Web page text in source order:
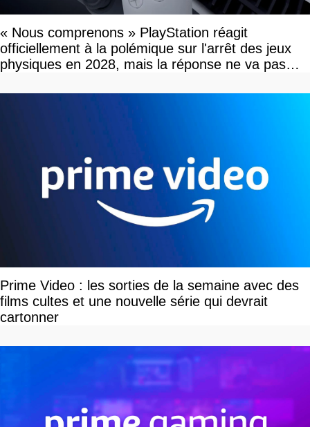
« Nous comprenons » PlayStation réagit
officiellement à la polémique sur l'arrêt des jeux
physiques en 2028, mais la réponse ne va pas
Prime Video : les sorties de la semaine avec des
films cultes et une nouvelle série qui devrait
cartonner